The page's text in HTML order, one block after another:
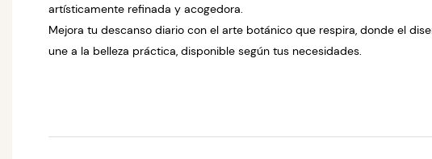
artísticamente refinada y acogedora.
Mejora tu descanso diario con el arte botánico que respira, donde el
une a la belleza práctica, disponible según tus necesidades.